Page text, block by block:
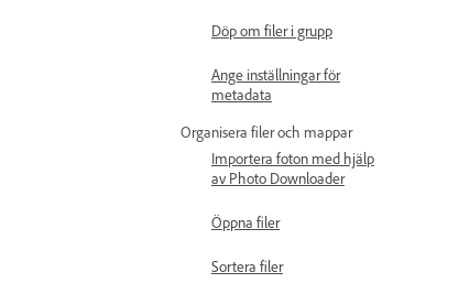
Döp om filer i grupp
Ange inställningar för
metadata
Organisera filer och mappar
Importera foton med hjälp
av Photo Downloader
Öppna filer
Sortera filer